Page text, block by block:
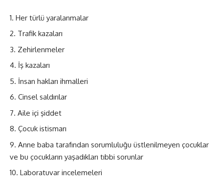
Her türlü yaralanmalar
Trafik kazaları
Zehirlenmeler
İş kazaları
İnsan hakları ihmalleri
Cinsel saldırılar
Aile içi şiddet
Çocuk istismarı
Anne baba tarafından sorumluluğu üstlenilmeyen çocuklar
ve bu çocukların yaşadıkları tıbbi sorunlar
Laboratuvar incelemeleri